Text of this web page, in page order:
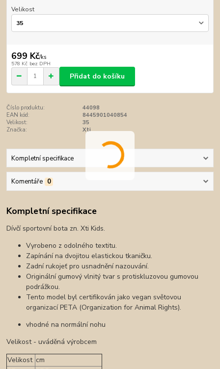
Velikost
699 Kč/ks
578 Kč bez DPH
Přidat do košíku
Číslo produktu:
44098
EAN kód:
8445901040854
Velikost:
35
Značka:
Xti
Kompletní specifikace
Komentáře 0
Kompletní specifikace
Dívčí sportovní bota zn. Xti Kids.
Vyrobeno z odolného textitu.
Zapínání na dvojitou elastickou tkaničku.
Zadní rukojeť pro usnadnění nazouvání.
Originální gumový vlnitý tvar s protiskluzovou gumovou
podrážkou.
Tento model byl certifikován jako vegan světovou
organizací PETA (Organization for Animal Rights).
vhodné na normální nohu
Velikost - uváděná výrobcem
Velikost cm